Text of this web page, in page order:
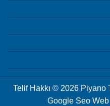
Telif Hakkı © 2026 Piyano
Google Seo Web